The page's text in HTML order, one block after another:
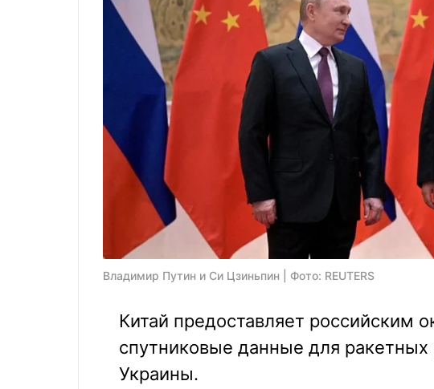
Владимир Путин и Си Цзиньпин | Фото: REUTERS
Китай предоставляет российским
спутниковые данные для ракетных
Украины.